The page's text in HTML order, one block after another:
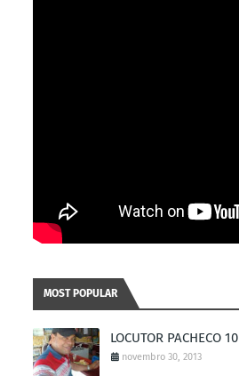
MOST POPULAR
LOCUTOR PACHECO 10
novembro 30, 2013